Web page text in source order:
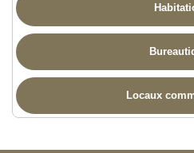
Locaux